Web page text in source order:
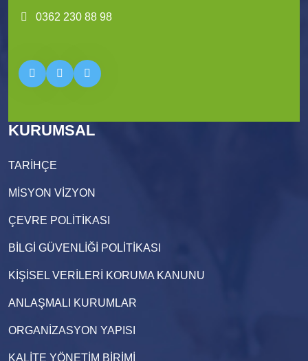
0362 230 88 98
KURUMSAL
TARİHÇE
MİSYON VİZYON
ÇEVRE POLİTİKASI
BİLGİ GÜVENLİĞİ POLİTİKASI
KİŞİSEL VERİLERİ KORUMA KANUNU
ANLAŞMALI KURUMLAR
ORGANİZASYON YAPISI
KALİTE YÖNETİM BİRİMİ